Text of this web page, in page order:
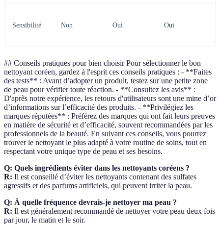
Sensibilité Non Oui Oui
## Conseils pratiques pour bien choisir Pour sélectionner le bon
nettoyant coréen, gardez à l'esprit ces conseils pratiques : - **Faites
des tests** : Avant d’adopter un produit, testez sur une petite zone
de peau pour vérifier toute réaction. - **Consultez les avis** :
D'après notre expérience, les retours d'utilisateurs sont une mine d’or
d’informations sur l’efficacité des produits. - **Privilégiez les
marques réputées** : Préférez des marques qui ont fait leurs preuves
en matière de sécurité et d’efficacité, souvent recommandées par les
professionnels de la beauté. En suivant ces conseils, vous pourrez
trouver le nettoyant le plus adapté à votre routine de soins, tout en
respectant votre unique type de peau et ses besoins.
Q: Quels ingrédients éviter dans les nettoyants coréens ?
R: Il est conseillé d’éviter les nettoyants contenant des sulfates
agressifs et des parfums artificiels, qui peuvent irriter la peau.
Q: À quelle fréquence devrais-je nettoyer ma peau ?
R: Il est généralement recommandé de nettoyer votre peau deux fois
par jour, le matin et le soir.